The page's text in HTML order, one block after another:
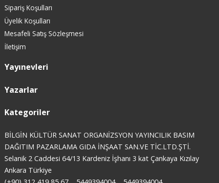
Sipariş Koşulları
Üyelik Koşulları
Mesafeli Satış Sözleşmesi
İletişim
Yayınevleri
Yazarlar
Kategoriler
BİLGİN KÜLTÜR SANAT ORGANİZSYON YAYINCILIK BASIM
DAĞITIM PAZARLAMA GIDA İNŞAAT SAN.VE TİC.LTD.ŞTİ.
Selanik 2 Caddesi 64/13 Kardeniz İşhanı 3 kat Çankaya Kızılay
Ankara Türkiye